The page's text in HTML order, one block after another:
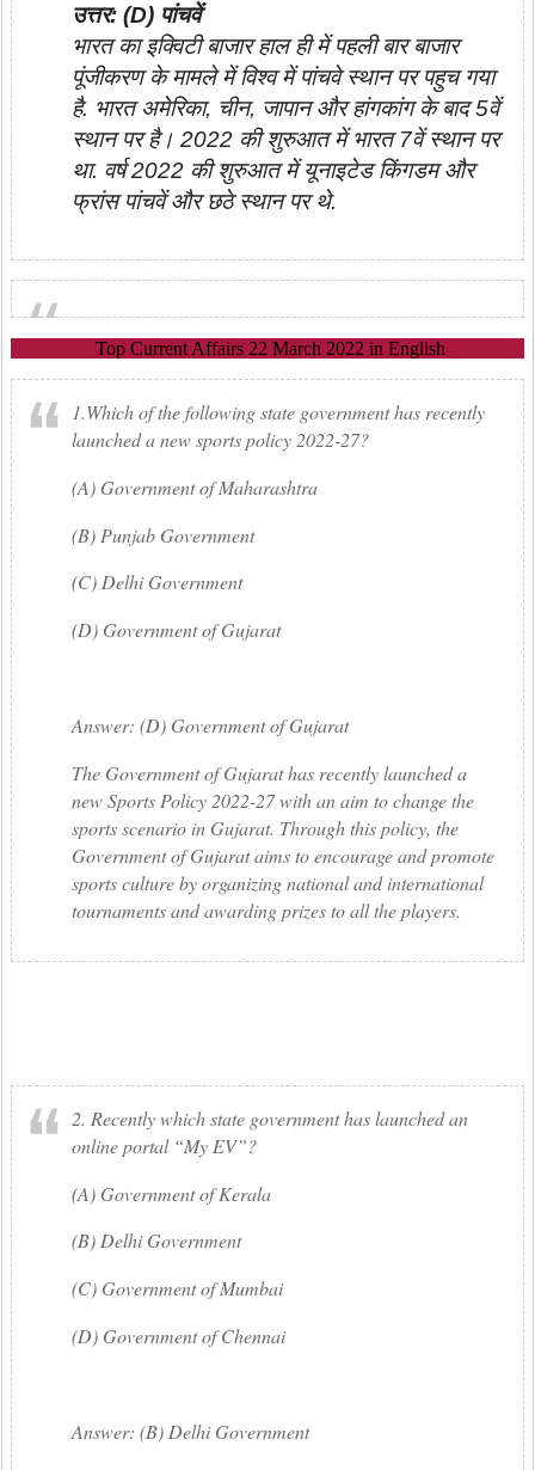
उत्तर: (D) पांचवें
भारत का इक्विटी बाजार हाल ही में पहली बार बाजार
पूंजीकरण के मामले में विश्व में पांचवे स्थान पर पहुच गया
है. भारत अमेरिका, चीन, जापान और हांगकांग के बाद 5वें
स्थान पर है। 2022 की शुरुआत में भारत 7वें स्थान पर
था. वर्ष 2022 की शुरुआत में यूनाइटेड किंगडम और
फ्रांस पांचवें और छठे स्थान पर थे.
Top Current Affairs 22 March 2022 in English
1.Which of the following state government has recently
launched a new sports policy 2022-27?
(A) Government of Maharashtra
(B) Punjab Government
(C) Delhi Government
(D) Government of Gujarat
Answer: (D) Government of Gujarat
The Government of Gujarat has recently launched a
new Sports Policy 2022-27 with an aim to change the
sports scenario in Gujarat. Through this policy, the
Government of Gujarat aims to encourage and promote
sports culture by organizing national and international
tournaments and awarding prizes to all the players.
2. Recently which state government has launched an
online portal “My EV”?
(A) Government of Kerala
(B) Delhi Government
(C) Government of Mumbai
(D) Government of Chennai
Answer: (B) Delhi Government